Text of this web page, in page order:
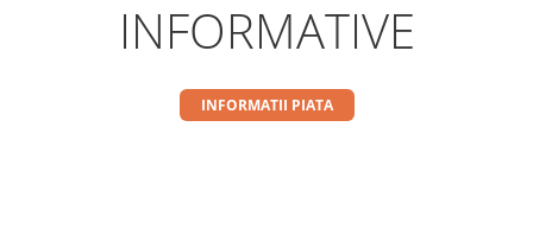
INFORMATIVE
INFORMATII PIATA